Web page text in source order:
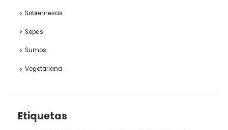
Sobremesas
Sopas
Sumos
Vegetariana
Etiquetas